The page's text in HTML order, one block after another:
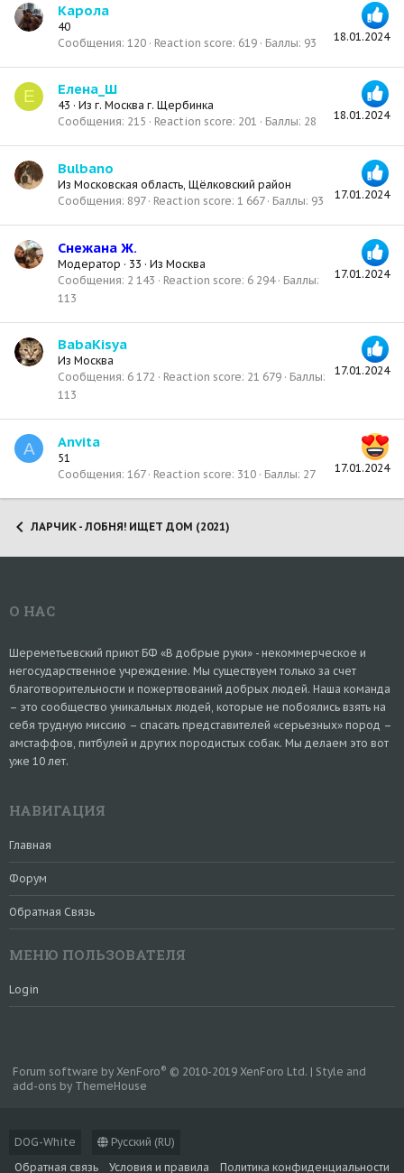
18.01.2024
Карола
40
Сообщения 120 Reaction score 619 Баллы 93
Е
18.01.2024
Елена_Ш
43 · Из г. Москва г. Щербинка
Сообщения 215 Reaction score 201 Баллы 28
17.01.2024
Bulbano
Из Московская область, Щёлковский район
Сообщения 897 Reaction score 1 667 Баллы 93
17.01.2024
Снежана Ж.
Модератор · 33 · Из Москва
Сообщения 2 143 Reaction score 6 294
Баллы
113
17.01.2024
BabaKisya
Из Москва
Сообщения 6 172 Reaction score 21 679
Баллы
113
A
17.01.2024
Anvita
51
Сообщения 167 Reaction score 310 Баллы 27
ЛАРЧИК - ЛОБНЯ! ИЩЕТ ДОМ (2021)
О НАС
Шереметьевский приют БФ «В добрые руки» - некоммерческое и
негосударственное учреждение. Мы существуем только за счет
благотворительности и пожертвований добрых людей. Наша команда
– это сообщество уникальных людей, которые не побоялись взять на
себя трудную миссию – спасать представителей «серьезных» пород –
амстаффов, питбулей и других породистых собак. Мы делаем это вот
уже 10 лет.
НАВИГАЦИЯ
Главная
Форум
Обратная Связь
МЕНЮ ПОЛЬЗОВАТЕЛЯ
Login
DOG-White
Русский (RU)
Обратная связь
Условия и правила Политика конфиденциальности
Forum software by XenForo® © 2010-2019 XenForo Ltd. | Style and
add-ons by ThemeHouse